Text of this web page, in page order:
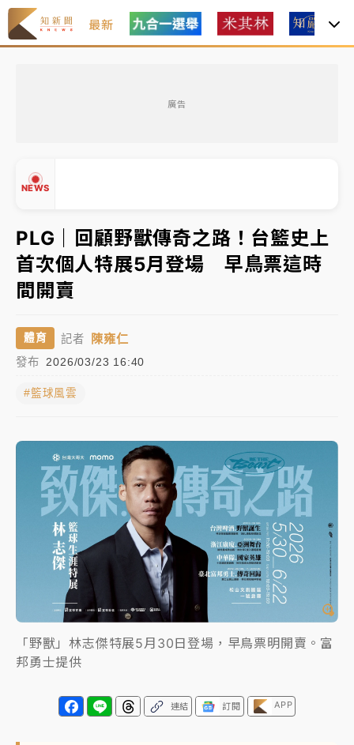
最新
廣告
NEWS
知名婚紗「韓國藝匠」驚傳無預警倒閉！北市消保官急
赴門市：已接獲10件申訴
處置制度大變革！ 證交所今起縮短股票「關禁閉」天
數與撮合時間
才續任就飛美國大學面試 清大校長高為元致歉：機會
到來時引起我的好奇
中租控股7月營收創今年新高 前7月獲利成長6%
腳鐐提前奔靈堂畫面曝
赴門市：已接獲10件申訴
處置制度大變革！ 證交所今起縮短股票「關禁閉」天
數與撮合時間
才續任就飛美國大學面試 清大校長高為元致歉：機會
到來時引起我的好奇
▼
PLG｜回顧野獸傳奇之路！台籃史上
首次個人特展5月登場 早鳥票這時
間開賣
體育 記者 陳雍仁
發布 2026/03/23 16:40
#籃球風雲
「野獸」林志傑特展5月30日登場，早鳥票明開賣。富
邦勇士提供
連結 訂閱 APP